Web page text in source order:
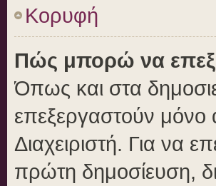
Κορυφή
Πώς μπορώ να
Όπως και στα
επεξεργαστούν μόνο
Διαχειριστή. Για να
πρώτη δημοσίευση,